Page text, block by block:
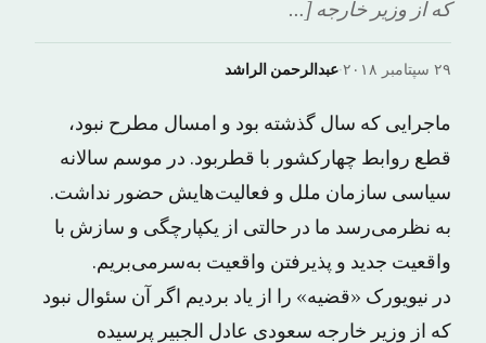
که از وزیر خارجه […
عبدالرحمن الراشد· ۲۹ سپتامبر ۲۰۱۸
ماجرایی که سال گذشته بود و امسال مطرح نبود،
قطع روابط چهارکشور با قطربود. در موسم سالانه
سیاسی سازمان ملل و فعالیت‌هایش حضور نداشت.
به نظرمی‌رسد ما در حالتی از یکپارچگی و سازش با
واقعیت جدید و پذیرفتن واقعیت به‌سرمی‌بریم.
در نیویورک «قضیه» را از یاد بردیم اگر آن سئوال نبود
که از وزیر خارجه سعودی عادل الجبیر پرسیده